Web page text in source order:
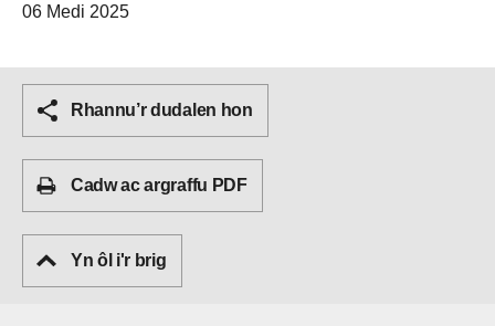
06 Medi 2025
Rhannu’r dudalen hon
Cadw ac argraffu PDF
Yn ôl i'r brig